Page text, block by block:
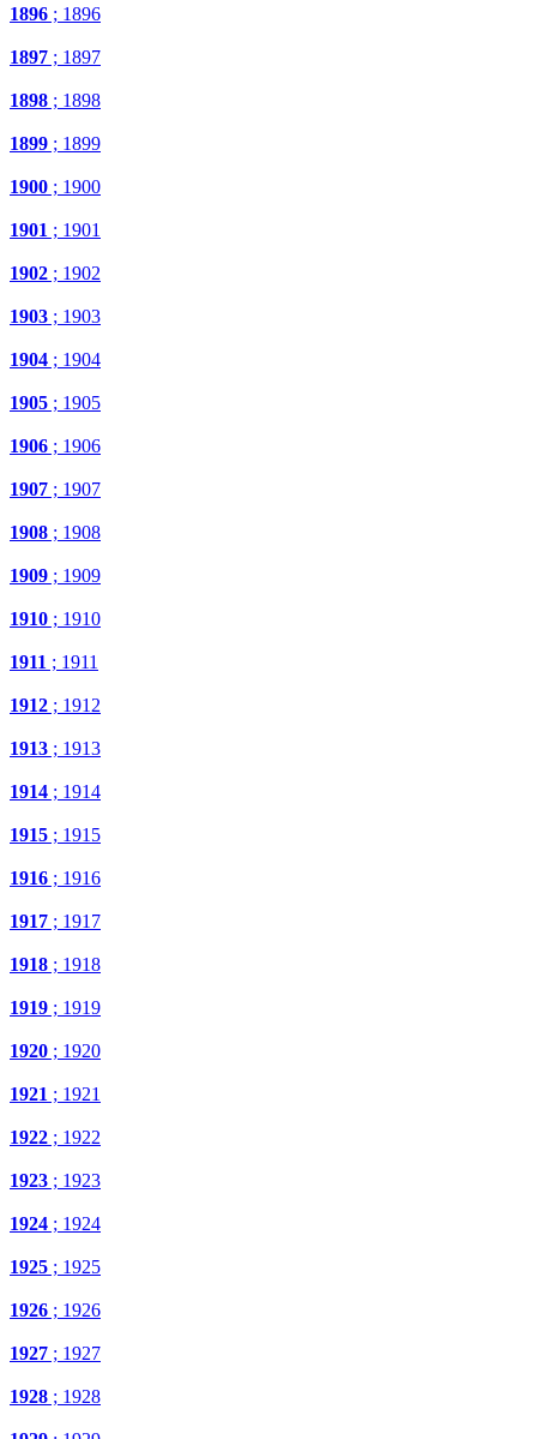
1896 ; 1896
1897 ; 1897
1898 ; 1898
1899 ; 1899
1900 ; 1900
1901 ; 1901
1902 ; 1902
1903 ; 1903
1904 ; 1904
1905 ; 1905
1906 ; 1906
1907 ; 1907
1908 ; 1908
1909 ; 1909
1910 ; 1910
1911 ; 1911
1912 ; 1912
1913 ; 1913
1914 ; 1914
1915 ; 1915
1916 ; 1916
1917 ; 1917
1918 ; 1918
1919 ; 1919
1920 ; 1920
1921 ; 1921
1922 ; 1922
1923 ; 1923
1924 ; 1924
1925 ; 1925
1926 ; 1926
1927 ; 1927
1928 ; 1928